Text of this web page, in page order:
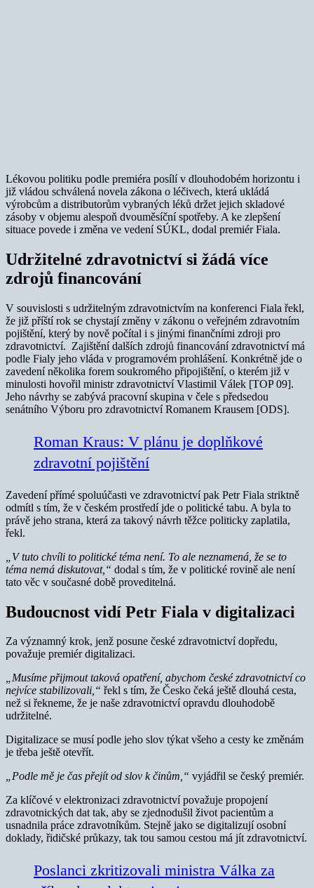
Lékovou politiku podle premiéra posílí v dlouhodobém horizontu i
již vládou schválená novela zákona o léčivech, která ukládá
výrobcům a distributorům vybraných léků držet jejich skladové
zásoby v objemu alespoň dvouměsíční spotřeby. A ke zlepšení
situace povede i změna ve vedení SÚKL, dodal premiér Fiala.
Udržitelné zdravotnictví si žádá více
zdrojů financování
V souvislosti s udržitelným zdravotnictvím na konferenci Fiala řekl,
že již příští rok se chystají změny v zákonu o veřejném zdravotním
pojištění, který by nově počítal i s jinými finančními zdroji pro
zdravotnictví. Zajištění dalších zdrojů financování zdravotnictví má
podle Fialy jeho vláda v programovém prohlášení. Konkrétně jde o
zavedení několika forem soukromého připojištění, o kterém již v
minulosti hovořil ministr zdravotnictví Vlastimil Válek [TOP 09].
Jeho návrhy se zabývá pracovní skupina v čele s předsedou
senátního Výboru pro zdravotnictví Romanem Krausem [ODS].
Roman Kraus: V plánu je doplňkové
zdravotní pojištění
Zavedení přímé spoluúčasti ve zdravotnictví pak Petr Fiala striktně
odmítl s tím, že v českém prostředí jde o politické tabu. A byla to
právě jeho strana, která za takový návrh těžce politicky zaplatila,
řekl.
„V tuto chvíli to politické téma není. To ale neznamená, že se to
téma nemá diskutovat,“ dodal s tím, že v politické rovině ale není
tato věc v současné době proveditelná.
Budoucnost vidí Petr Fiala v digitalizaci
Za významný krok, jenž posune české zdravotnictví dopředu,
považuje premiér digitalizaci.
„Musíme přijmout taková opatření, abychom české zdravotnictví co
nejvíce stabilizovali,“ řekl s tím, že Česko čeká ještě dlouhá cesta,
než si řekneme, že je naše zdravotnictví opravdu dlouhodobě
udržitelné.
Digitalizace se musí podle jeho slov týkat všeho a cesty ke změnám
je třeba ještě otevřít.
„Podle mě je čas přejít od slov k činům,“ vyjádřil se český premiér.
Za klíčové v elektronizaci zdravotnictví považuje propojení
zdravotnických dat tak, aby se zjednodušil život pacientům a
usnadnila práce zdravotníkům. Stejně jako se digitalizují osobní
doklady, řidičské průkazy, tak tou samou cestou má jít zdravotnictví.
Poslanci zkritizovali ministra Válka za